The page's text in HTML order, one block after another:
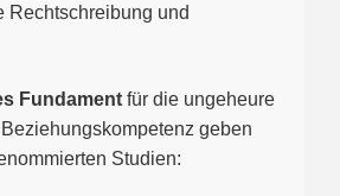
Rechtschreibung und
Fundament für die ungeheure
geben
Studien: